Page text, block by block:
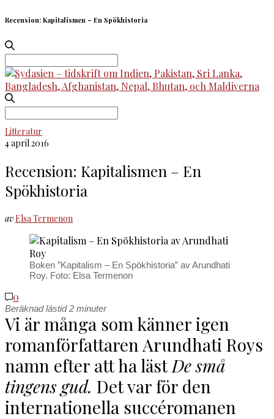
Recension: Kapitalismen – En Spökhistoria
Search
for:
Search
Litteratur
4 april 2016
Recension: Kapitalismen – En
Spökhistoria
avElsa Termenon
Boken ”Kapitalism – En Spökhistoria” av Arundhati
Roy. Foto: Elsa Termenon
0
Beräknad lästid2 minuter
Vi är många som känner igen
romanförfattaren Arundhati Roys
namn efter att ha lästDe små
tingens gud. Det var för den
internationella succéromanen